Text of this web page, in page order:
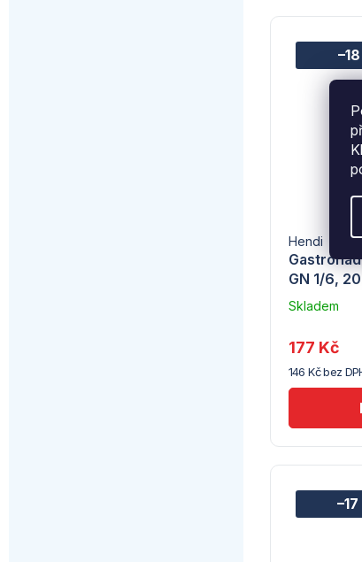
GN 1/6,
Hendi
Skladem
dodavatele
(7) -
Hendi
146 Kč bez
177 Kč